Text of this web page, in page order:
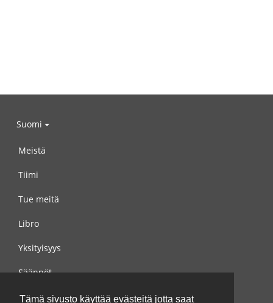
Tämä sivusto käyttää evästeitä jotta saat
Suomi
Meistä
Tiimi
Tue meitä
Libro
Yksityisyys
Säännöt
Ota yhteyttä meihin